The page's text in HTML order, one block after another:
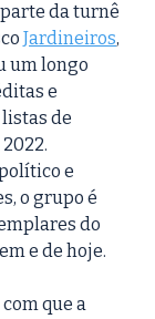
da turnê
Jardineiros,
um longo
e
de
e
o grupo é
do
e de hoje.
que a